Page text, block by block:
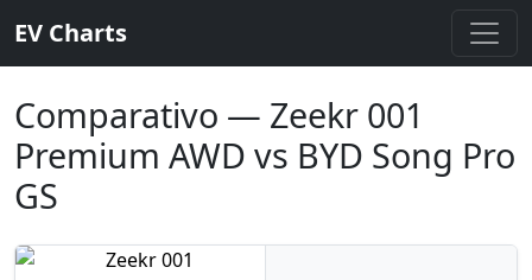
EV Charts
Comparativo — Zeekr 001
Premium AWD vs BYD Song Pro
GS